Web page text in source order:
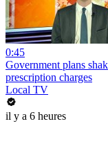
0:45
Government plans
prescription charges
Local TV
il y a 6 heures